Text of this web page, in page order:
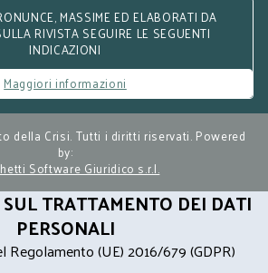
MASSIME ED ELABORATI DA
RIVISTA SEGUIRE LE SEGUENTI
INDICAZIONI
Maggiori informazioni
della Crisi. Tutti i diritti riservati. Powered
by:
Software Giuridico s.r.l.
TRATTAMENTO DEI DATI
PERSONALI
Regolamento (UE) 2016/679 (GDPR)